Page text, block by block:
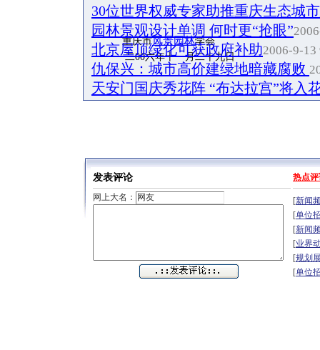
重庆市风景园林学会
二00六年十一月二十九日
30位世界权威专家助推重庆生态城
园林景观设计单调 何时更“抢眼”
北京屋顶绿化可获政府补助2006-9-13
仇保兴：城市高价建绿地暗藏腐败
天安门国庆秀花阵 “布达拉宫”将入
发表评论
热点
网上大名：
[新闻
[单位
[新闻
[业界
[规划
[单位